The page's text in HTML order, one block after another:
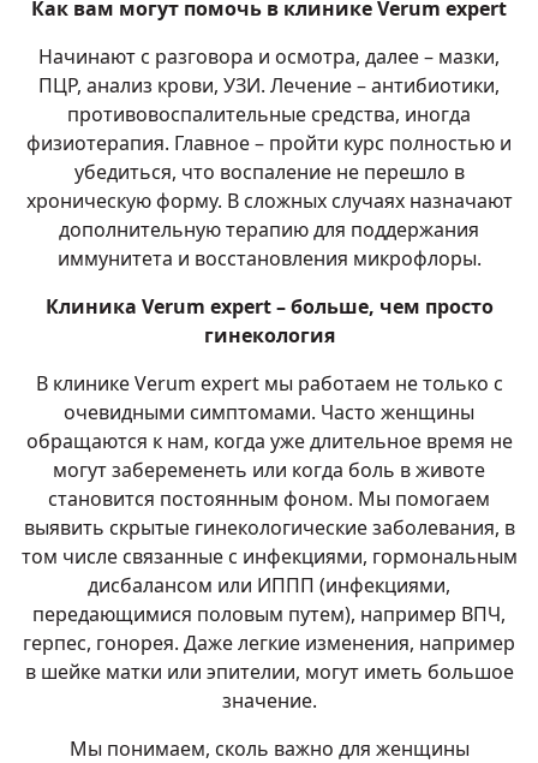
Как вам могут помочь в клинике Verum expert
Начинают с разговора и осмотра, далее – мазки,
ПЦР, анализ крови, УЗИ. Лечение – антибиотики,
противовоспалительные средства, иногда
физиотерапия. Главное – пройти курс полностью и
убедиться, что воспаление не перешло в
хроническую форму. В сложных случаях назначают
дополнительную терапию для поддержания
иммунитета и восстановления микрофлоры.
Клиника Verum expert – больше, чем просто
гинекология
В клинике Verum expert мы работаем не только с
очевидными симптомами. Часто женщины
обращаются к нам, когда уже длительное время не
могут забеременеть или когда боль в животе
становится постоянным фоном. Мы помогаем
выявить скрытые гинекологические заболевания, в
том числе связанные с инфекциями, гормональным
дисбалансом или ИППП (инфекциями,
передающимися половым путем), например ВПЧ,
герпес, гонорея. Даже легкие изменения, например
в шейке матки или эпителии, могут иметь большое
значение.
Мы понимаем, сколь важно для женщины